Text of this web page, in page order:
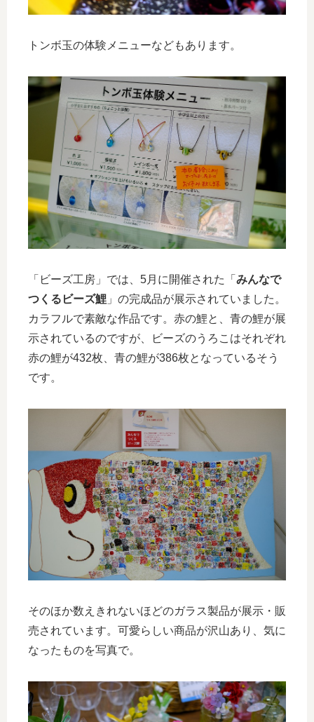
トンボ玉の体験メニューなどもあります。
「ビーズ工房」では、5月に開催された「 みんなで
つくるビーズ鯉 」の完成品が展示されていました。
カラフルで素敵な作品です。赤の鯉と、青の鯉が展
示されているのですが、ビーズのうろこはそれぞれ
赤の鯉が432枚、青の鯉が386枚となっているそう
です。
そのほか数えきれないほどのガラス製品が展示・販
売されています。可愛らしい商品が沢山あり、気に
なったものを写真で。